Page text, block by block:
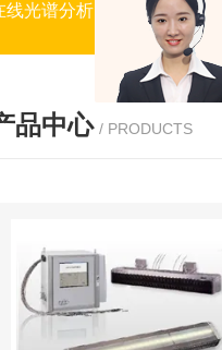
量子效率光谱，BRDF系统，拉曼光谱，模块
品中心 / PRODUCTS